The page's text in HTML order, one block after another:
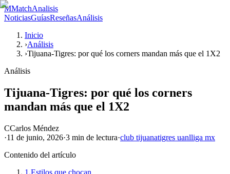
MMatchAnalisis
NoticiasGuíasReseñasAnálisis
Inicio
›Análisis
›Tijuana-Tigres: por qué los corners mandan más que el 1X2
Análisis
Tijuana-Tigres: por qué los corners
mandan más que el 1X2
CCarlos Méndez
·11 de junio, 2026·3 min de lectura·club tijuanatigres uanlliga mx
Contenido del artículo
1.Estilos que chocan